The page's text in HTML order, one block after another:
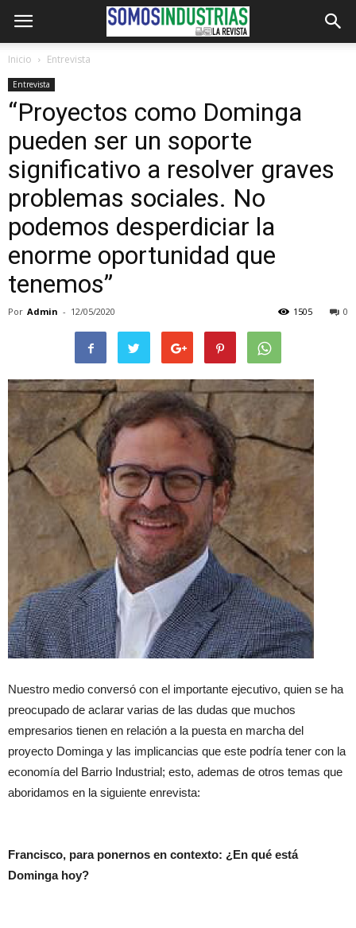
Inicio Entrevista
Entrevista
“Proyectos como Dominga
pueden ser un soporte
significativo a resolver graves
problemas sociales. No
podemos desperdiciar la
enorme oportunidad que
tenemos”
Por Admin - 12/05/2020 0
1505
Nuestro medio conversó con el importante ejecutivo, quien se ha
preocupado de aclarar varias de las dudas que muchos
empresarios tienen en relación a la puesta en marcha del
proyecto Dominga y las implicancias que este podría tener con la
economía del Barrio Industrial; esto, ademas de otros temas que
aboridamos en la siguiente enrevista:
Francisco, para ponernos en contexto: ¿En qué está
Dominga hoy?